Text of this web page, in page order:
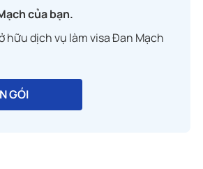
của bạn.
hữu dịch vụ làm visa Đan Mạch
GÓI